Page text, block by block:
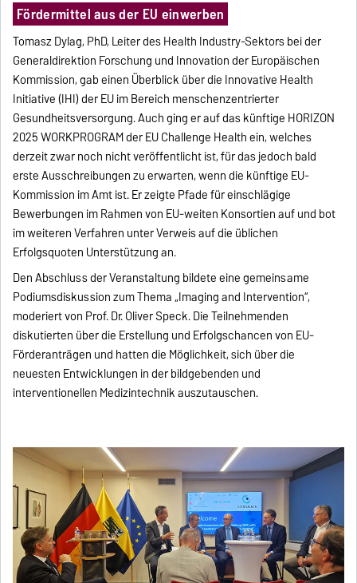
Fördermittel aus der EU einwerben
Tomasz Dylag, PhD, Leiter des Health Industry-Sektors bei der
Generaldirektion Forschung und Innovation der Europäischen
Kommission, gab einen Überblick über die Innovative Health
Initiative (IHI) der EU im Bereich menschenzentrierter
Gesundheitsversorgung. Auch ging er auf das künftige HORIZON
2025 WORKPROGRAM der EU Challenge Health ein, welches
derzeit zwar noch nicht veröffentlicht ist, für das jedoch bald
erste Ausschreibungen zu erwarten, wenn die künftige EU-
Kommission im Amt ist. Er zeigte Pfade für einschlägige
Bewerbungen im Rahmen von EU-weiten Konsortien auf und bot
im weiteren Verfahren unter Verweis auf die üblichen
Erfolgsquoten Unterstützung an.
Den Abschluss der Veranstaltung bildete eine gemeinsame
Podiumsdiskussion zum Thema „Imaging and Intervention“,
moderiert von Prof. Dr. Oliver Speck. Die Teilnehmenden
diskutierten über die Erstellung und Erfolgschancen von EU-
Förderanträgen und hatten die Möglichkeit, sich über die
neuesten Entwicklungen in der bildgebenden und
interventionellen Medizintechnik auszutauschen.